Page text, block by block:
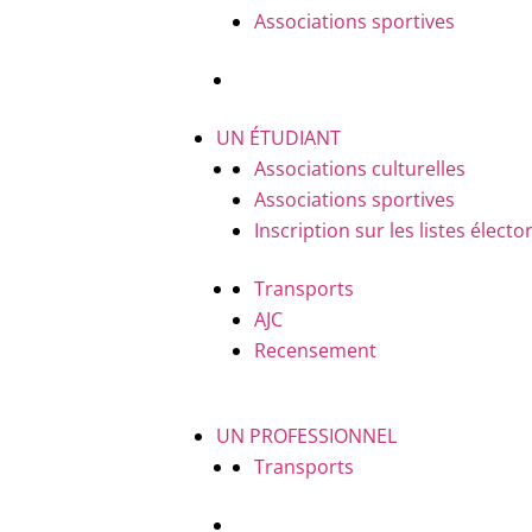
Associations sportives
UN ÉTUDIANT
Associations culturelles
Associations sportives
Inscription sur les listes
Transports
AJC
Recensement
UN PROFESSIONNEL
Transports